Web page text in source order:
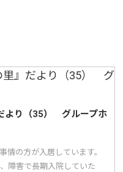
より（35） グループホ
情の方が入居しています。
障害で長期入院していた